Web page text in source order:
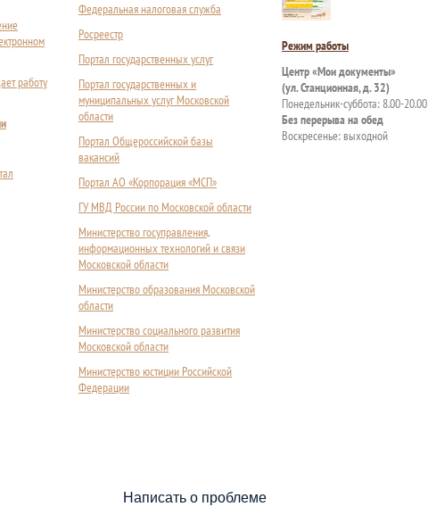
работу
Федеральная налоговая служба
Росреестр
Портал государственных услуг
Портал государственных и
муниципальных услуг Московской
области
Портал Общероссийской базы
вакансий
Портал АО «Корпорация «МСП»
ГУ МВД России по Московской области
Министерство госуправления,
информационных технологий и связи
Московской области
Министерство образования Московской
области
Министерство социального развития
Московской области
Министерство юстиции Российской
Федерации
Режим работы
Центр «Мои документы»
(ул. Станционная, д. 32)
Понедельник-суббота: 8.00-20.00
Без перерыва на обед
Воскресенье: выходной
социальной выплаты или пособия?
Написать о проблеме